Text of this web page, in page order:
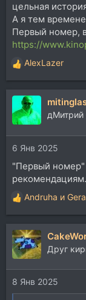
цельная
А я тем
Первый номер,
https://
Р
е
а
ц
и
и
:
AlexLazer
дМитрий
6 Янв 2025
"Первый номер"
рекомендациям.
Р
е
а
к
ц
и
и
:
Andruha и
Друг
8 Янв 2025